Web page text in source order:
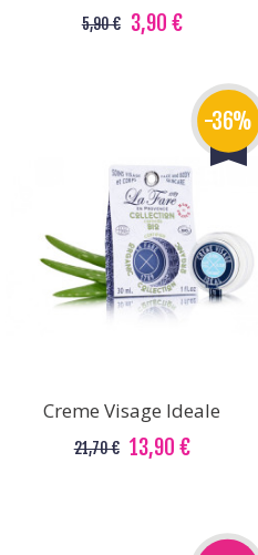
5,90 € 3,90 €
-36%
Creme Visage Ideale
21,70 € 13,90 €